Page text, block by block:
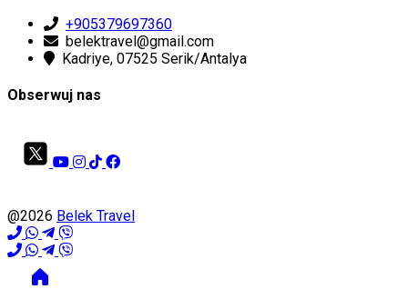
+905379697360
belektravel@gmail.com
Kadriye, 07525 Serik/Antalya
Obserwuj nas
@2026 Belek Travel